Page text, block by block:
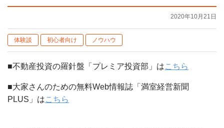
2020年10月21日
体験談 初心者向け ノウハウ
■不動産投資の羅針盤「プレミア投資部」はこちら
■大家さんのための無料Web情報誌「満室経営新聞
PLUS」はこちら